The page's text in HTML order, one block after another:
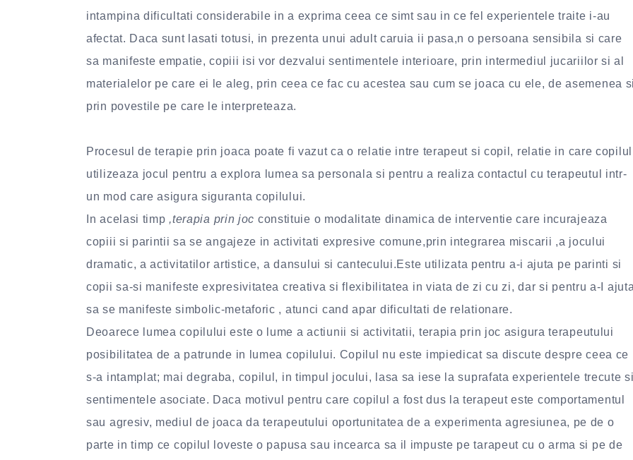
intampina dificultati considerabile in a exprima ceea ce simt sau in ce fel experientele traite i-au
afectat. Daca sunt lasati totusi, in prezenta unui adult caruia ii pasa,n o persoana sensibila si care
sa manifeste empatie, copiii isi vor dezvalui sentimentele interioare, prin intermediul jucariilor si al
materialelor pe care ei le aleg, prin ceea ce fac cu acestea sau cum se joaca cu ele, de asemenea
prin povestile pe care le interpreteaza.
Procesul de terapie prin joaca poate fi vazut ca o relatie intre terapeut si copil, relatie in care copilul
utilizeaza jocul pentru a explora lumea sa personala si pentru a realiza contactul cu terapeutul intr-
un mod care asigura siguranta copilului.
In acelasi timp ,terapia prin joc constituie o modalitate dinamica de interventie care incurajeaza
copiii si parintii sa se angajeze in activitati expresive comune,prin integrarea miscarii ,a jocului
dramatic, a activitatilor artistice, a dansului si cantecului.Este utilizata pentru a-i ajuta pe parinti si
copii sa-si manifeste expresivitatea creativa si flexibilitatea in viata de zi cu zi, dar si pentru a-I
sa se manifeste simbolic-metaforic , atunci cand apar dificultati de relationare.
Deoarece lumea copilului este o lume a actiunii si activitatii, terapia prin joc asigura terapeutului
posibilitatea de a patrunde in lumea copilului. Copilul nu este impiedicat sa discute despre ceea ce
s-a intamplat; mai degraba, copilul, in timpul jocului, lasa sa iese la suprafata experientele trecute
sentimentele asociate. Daca motivul pentru care copilul a fost dus la terapeut este comportamentul
sau agresiv, mediul de joaca da terapeutului oportunitatea de a experimenta agresiunea, pe de o
parte in timp ce copilul loveste o papusa sau incearca sa il impuste pe tarapeut cu o arma si pe de